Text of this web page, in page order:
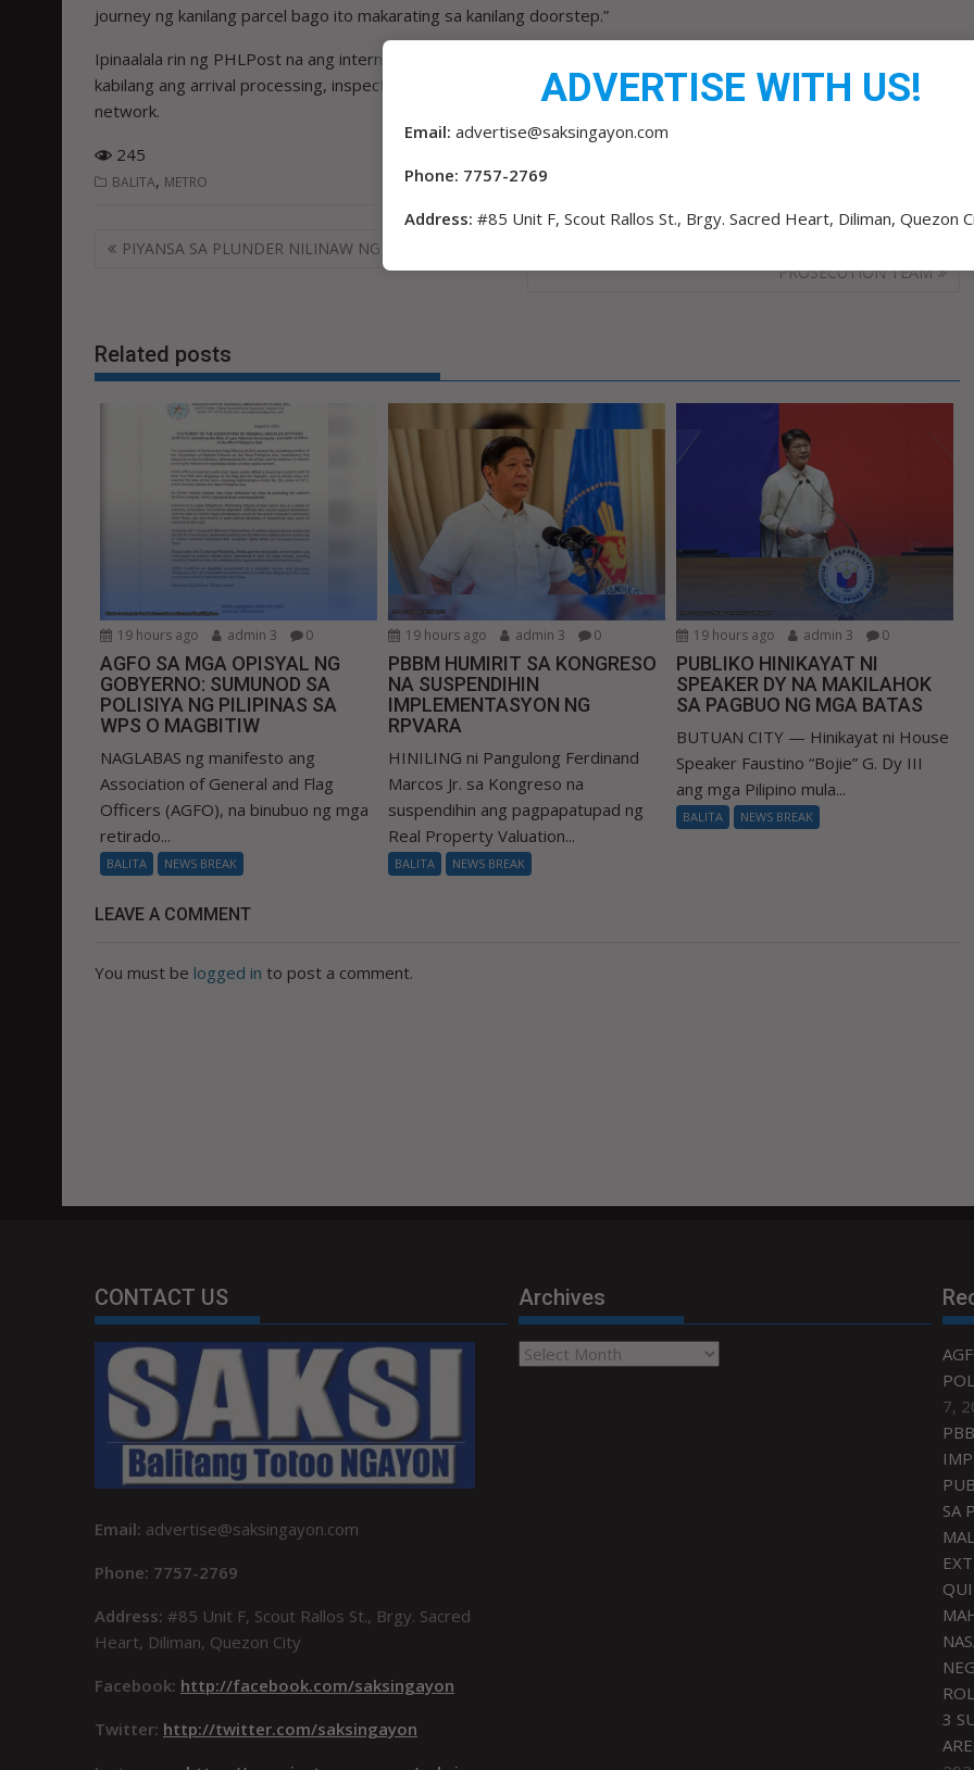
journey ng kanilang parcel bago ito makarating sa kanilang doorstep.”
Ipinaalala rin ng PHLPost na ang international deliveries ay dumadaan sa ilang stages bago makarating sa recipient,
kabilang ang arrival processing, inspection, verification kapag kailangan, clearance, at turnover sa local delivery
network.
245
BALITA, METRO
Post
PIYANSA SA PLUNDER NILINAW NG ABOGADO
PROSECUTION TEAM
Related posts
19 hours ago admin 3 0
AGFO SA MGA OPISYAL NG
GOBYERNO: SUMUNOD SA
POLISIYA NG PILIPINAS SA
WPS O MAGBITIW
NAGLABAS ng manifesto ang
Association of General and Flag
Officers (AGFO), na binubuo ng mga
retirado...
BALITA NEWS BREAK
19 hours ago admin 3 0
PBBM HUMIRIT SA KONGRESO
NA SUSPENDIHIN
IMPLEMENTASYON NG
RPVARA
HINILING ni Pangulong Ferdinand
Marcos Jr. sa Kongreso na
suspendihin ang pagpapatupad ng
Real Property Valuation...
BALITA NEWS BREAK
19 hours ago admin 3 0
PUBLIKO HINIKAYAT NI
SPEAKER DY NA MAKILAHOK
SA PAGBUO NG MGA BATAS
BUTUAN CITY — Hinikayat ni House
Speaker Faustino “Bojie” G. Dy III
ang mga Pilipino mula...
BALITA NEWS BREAK
LEAVE A COMMENT
You must be logged in to post a comment.
CONTACT US
Email: advertise@saksingayon.com
Phone: 7757-2769
Address: #85 Unit F, Scout Rallos St., Brgy. Sacred
Heart, Diliman, Quezon City
Facebook: http://facebook.com/saksingayon
Twitter: http://twitter.com/saksingayon
Archives
Archives
7,
SA
3
ADVERTISE WITH US!
Email: advertise@saksingayon.com
Phone: 7757-2769
Address: #85 Unit F, Scout Rallos St., Brgy. Sacred Heart, Diliman, Quezon